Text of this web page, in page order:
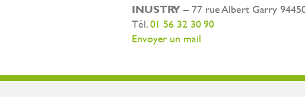
INUSTRY– 77 rue Albert Garry
Tél.01 56 32 30 90
Envoyer un mail